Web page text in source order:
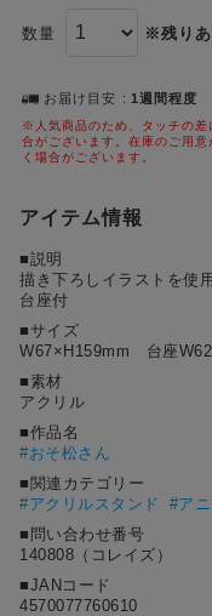
#ハイキュー!!
3位 #初音ミク シリーズ
数量 ※残り
お届け目安 1週間程度
※人気商品のため、タッチの差
合がございます。在庫のご用
く場合がございます。
アイテム情報
■説明
描き下ろしイラストを使
台座付
■サイズ
W67×H159mm 台座
■素材
アクリル
■作品名
#おそ松さん
■関連カテゴリー
#アクリルスタンド
#アニ
■問い合わせ番号
140808（コレイズ）
■JANコード
4570077760610